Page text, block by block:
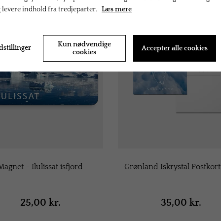
- Ilulissat isfjord
25,00 kr.
Grønland Iskrystal
35,00 kr.
levere indhold fra tredjeparter. Læs mere
Kun nødvendige
cookies
Accepter alle cookies